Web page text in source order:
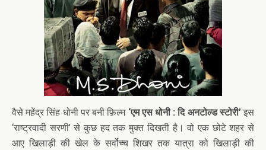
वैसे महेंद्र सिंह धोनी पर बनी फ़िल्म ‘एम एस धोनी : दि अनटोल्ड स्टोरी’इस
‘राष्ट्रवादी सरणी’ से कुछ हद तक मुक्त दिखती है। वो एक छोटे शहर से
आए खिलाड़ी की खेल के सर्वोच्च शिखर तक यात्रा को खिलाड़ी की